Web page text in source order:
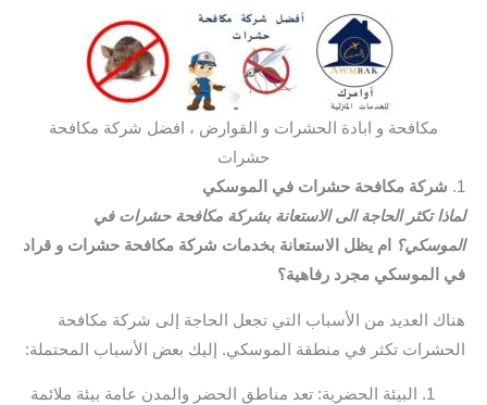
مكافحة و ابادة الحشرات و القوارض ، افضل شركة مكافحة
حشرات
1.
شركة مكافحة حشرات في الموسكي
لماذا تكثر الحاجة الى الاستعانة بشركة مكافحة حشرات في
الموسكي؟
ام يظل الاستعانة بخدمات شركة مكافحة حشرات و قراد
في الموسكي مجرد رفاهية؟
هناك العديد من الأسباب التي تجعل الحاجة إلى شركة مكافحة
الحشرات تكثر في منطقة الموسكي. إليك بعض الأسباب المحتملة:
البيئة الحضرية: تعد مناطق الحضر والمدن عامة بيئة ملائمة